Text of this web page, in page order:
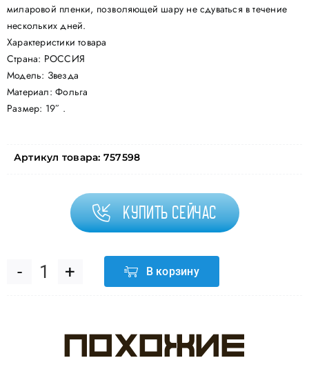
миларовой пленки, позволяющей шару не сдуваться в течение
нескольких дней.
Характеристики товара
Страна: РОССИЯ
Модель: Звезда
Материал: Фольга
Размер: 19″ .
Артикул товара: 757598
Купить сейчас
Количество
Шар
В корзину
Похожие